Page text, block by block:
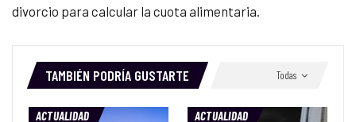
divorcio para calcular la cuota alimentaria.
Todas
TAMBIÉN PODRÍA GUSTARTE
ACTUALIDAD ACTUALIDAD